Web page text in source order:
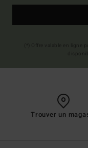
Trouver un